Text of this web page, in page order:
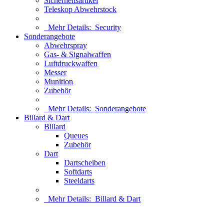
Teleskop Abwehrstock
Mehr Details: Security
Sonderangebote
Abwehrspray
Gas- & Signalwaffen
Luftdruckwaffen
Messer
Munition
Zubehör
Mehr Details: Sonderangebote
Billard & Dart
Billard
Queues
Zubehör
Dart
Dartscheiben
Softdarts
Steeldarts
Mehr Details: Billard & Dart